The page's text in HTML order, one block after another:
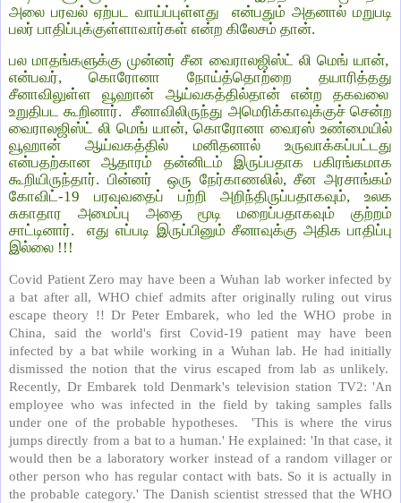
அலை பரவல் ஏற்பட வாய்ப்புள்ளது என்பதும் அதனால் மறுபடி
பலர் பாதிப்புக்குள்ளாவார்கள் என்ற கிலேசம் தான்.
பல மாதங்களுக்கு முன்னர் சீன வைராலஜிஸ்ட் லி மெங் யான்,
என்பவர், கொரோனா நோய்த்தொற்றை தயாரித்தது
சீனாவிலுள்ள வூஹான் ஆய்வகத்தில்தான் என்ற தகவலை
உறுதிபட கூறினார். சீனாவிலிருந்து அமெரிக்காவுக்குச் சென்ற
வைராலஜிஸ்ட் லி மெங் யான், கொரோனா வைரஸ் உண்மையில்
வூஹான் ஆய்வகத்தில் மனிதனால் உருவாக்கப்பட்டது
என்பதற்கான ஆதாரம் தன்னிடம் இருப்பதாக பகிரங்கமாக
கூறியிருந்தார். பின்னர் ஒரு நேர்காணலில், சீன அரசாங்கம்
கோவிட்-19 பரவுவதைப் பற்றி அறிந்திருப்பதாகவும், உலக
சுகாதார அமைப்பு அதை மூடி மறைப்பதாகவும் குற்றம்
சாட்டினார். எது எப்படி இருப்பினும் சீனாவுக்கு அதிக பாதிப்பு
இல்லை !!!
Covid Patient Zero may have been a Wuhan lab worker infected by
a bat after all, WHO chief admits after originally ruling out virus
escape theory !! Dr Peter Embarek, who led the WHO probe in
China, said the world's first Covid-19 patient may have been
infected by a bat while working in a Wuhan lab. He had initially
dismissed the notion that the virus escaped from lab as unlikely.
Recently, Dr Embarek told Denmark's television station TV2: 'An
employee who was infected in the field by taking samples falls
under one of the probable hypotheses. 'This is where the virus
jumps directly from a bat to a human.' He explained: 'In that case, it
would then be a laboratory worker instead of a random villager or
other person who has regular contact with bats. So it is actually in
the probable category.' The Danish scientist stressed that the WHO